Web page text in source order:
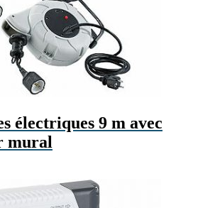
électriques 9 m avec
mural